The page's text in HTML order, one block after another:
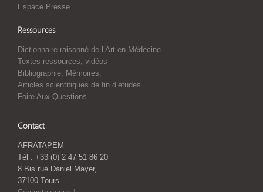
Espace Presse
Ressources
Dictionnaire raisonné de l’Art en Médecine
Textes ressources, vidéos
Bibliographie, Mémoires,
Articles scientifiques de fin d’études
Foire Aux Questions
Contact
AFRATAPEM
Tél . +33 (0) 2 47 51 86 20
8 Bis rue Daniel Mayer,
37100 Tours.